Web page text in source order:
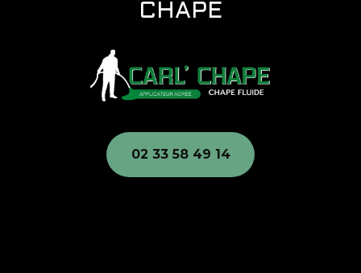
CHAPE
02 33 58 49 14